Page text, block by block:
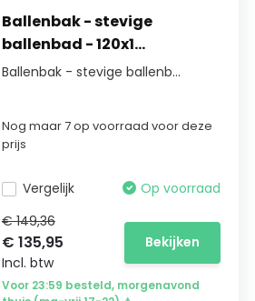
Ballenbak - stevige
ballenbad - 120x1...
Ballenbak - stevige ballenb...
Nog maar 7 op voorraad voor deze
prijs
Vergelijk
Op voorraad
€ 149,36
€ 135,95
Incl. btw
Bekijken
Voor 23:59 besteld, morgenavond